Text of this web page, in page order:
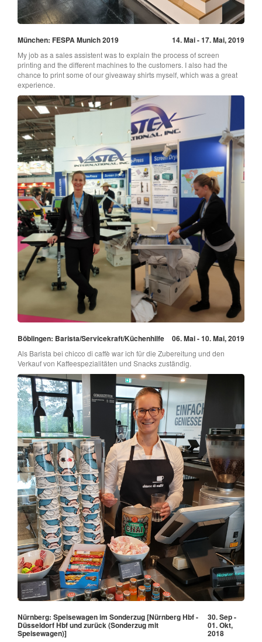
München: FESPA Munich 2019 14. Mai - 17. Mai, 2019
My job as a sales assistent was to explain the process of screen
printing and the different machines to the customers. I also had the
chance to print some of our giveaway shirts myself, which was a great
experience.
Böblingen: Barista/Servicekraft/Küchenhilfe 06. Mai - 10. Mai, 2019
Als Barista bei chicco di caffè war ich für die Zubereitung und den
Verkauf von Kaffeespezialitäten und Snacks zuständig.
Nürnberg: Speisewagen im Sonderzug [Nürnberg Hbf -
Düsseldorf Hbf und zurück (Sonderzug mit
Speisewagen)]
30. Sep -
01. Okt,
2018